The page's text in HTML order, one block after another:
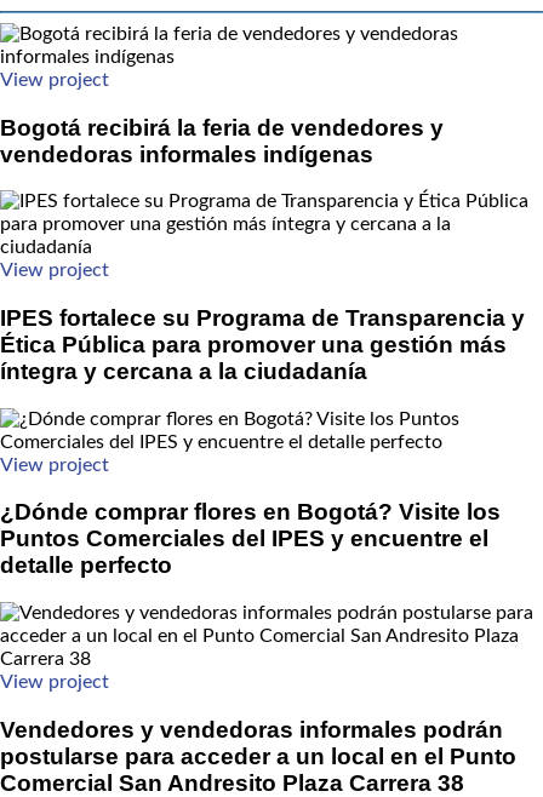
View project
Bogotá recibirá la feria de vendedores y
vendedoras informales indígenas
View project
IPES fortalece su Programa de Transparencia y
Ética Pública para promover una gestión más
íntegra y cercana a la ciudadanía
View project
¿Dónde comprar flores en Bogotá? Visite los
Puntos Comerciales del IPES y encuentre el
detalle perfecto
View project
Vendedores y vendedoras informales podrán
postularse para acceder a un local en el Punto
Comercial San Andresito Plaza Carrera 38